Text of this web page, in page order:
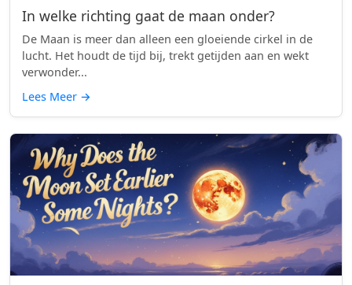
In welke richting gaat de maan onder?
De Maan is meer dan alleen een gloeiende cirkel in de
lucht. Het houdt de tijd bij, trekt getijden aan en wekt
verwonder...
Lees Meer →